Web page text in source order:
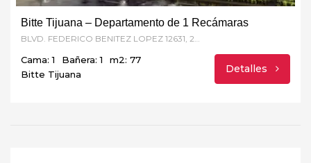
Bitte Tijuana – Departamento de 1 Recámaras
BLVD. FEDERICO BENITEZ LOPEZ 12631, 20 de noviembre, CP. 22100, Tijuana, BC
Cama: 1 Bañera: 1
m2: 77
Bitte Tijuana
Detalles